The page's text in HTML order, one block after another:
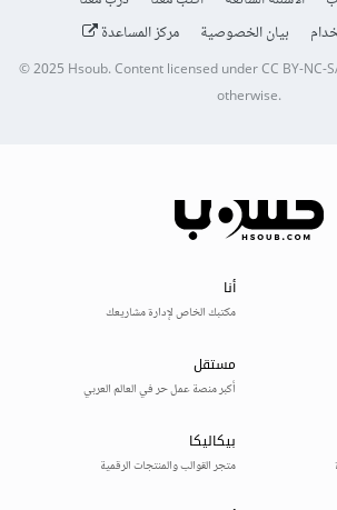
بيان الخصوصية مركز المساعدة
© 2025Hsoub.Content licensed underCC BY-NC-
otherwise.